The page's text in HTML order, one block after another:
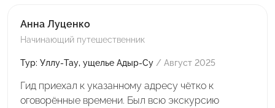
Анна Луценко
Начинающий путешественник
Тур: Уллу-Тау, ущелье Адыр-Су / Август 2025
Гид приехал к указанному адресу чётко к
оговорённые времени. Был всю экскурсию